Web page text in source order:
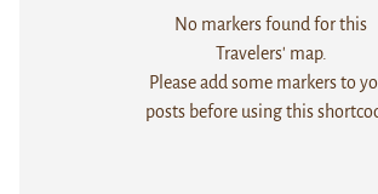
No markers found for this
Travelers' map.
Please add some markers to
posts before using this